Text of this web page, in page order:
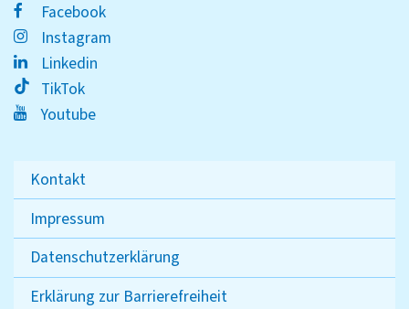
Facebook
Instagram
Linkedin
TikTok
Youtube
Kontakt
Impressum
Datenschutzerklärung
Erklärung zur Barrierefreiheit